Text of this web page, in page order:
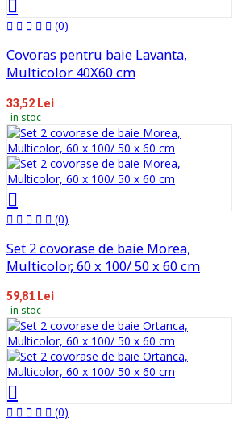
(0)
Covoras pentru baie Lavanta,
Multicolor 40X60 cm
33,52 Lei
in stoc
(0)
Set 2 covorase de baie Morea,
Multicolor, 60 x 100/ 50 x 60 cm
59,81 Lei
in stoc
(0)